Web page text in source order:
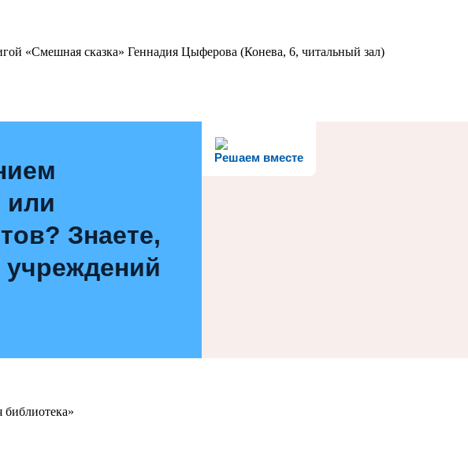
«Смешная сказка» Геннадия Цыферова (Конева, 6, читальный зал)
Решаем вместе
или
Знаете,
учреждений
библиотека»